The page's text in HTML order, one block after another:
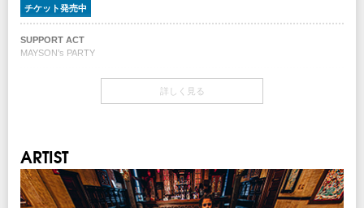
注意事項
※公演の延期、中止以外での払い戻しはいたしません。
※未就学児(6歳未満)のご入場はお断りいたします。
：0570-200-888
7/11(土) 10:00～
チケット先行
クリエイティブマン 3A 会員先行
クリエイティブマン モバイル 会員先行
期間：6/20(土)18:00～6/24(水)18:00
イープラス
期間：6/25(木)12:00～7/7(火)23:59
チケットぴあ
期間：6/25(木)12:00～7/7(火)23:59
ローソンチケット
チケット発売中
SUPPORT ACT
MAYSON’s PARTY
指定席 ￥8,000（税込/1Drink別）
チケット発売日
7/11(土) 10:00～
詳しく見る
ARTIST